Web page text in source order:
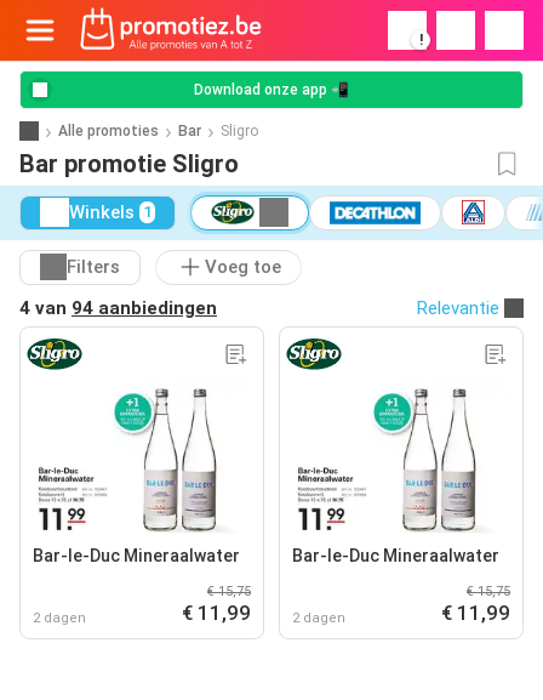
!
Download onze app 📲
Alle promoties Bar Sligro
Bar promotie Sligro
Winkels 1
Filters
Voeg toe
4 van 94 aanbiedingen Relevantie
Bar-le-Duc Mineraalwater
2 dagen
€ 15,75
€ 11,99
Bar-le-Duc Mineraalwater
2 dagen
€ 15,75
€ 11,99